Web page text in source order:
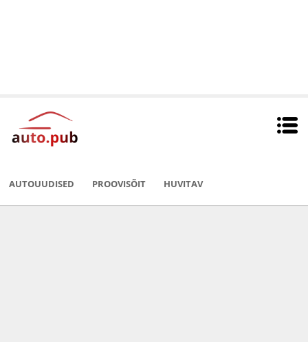
AUTOUUDISED PROOVISÕIT HUVITAV